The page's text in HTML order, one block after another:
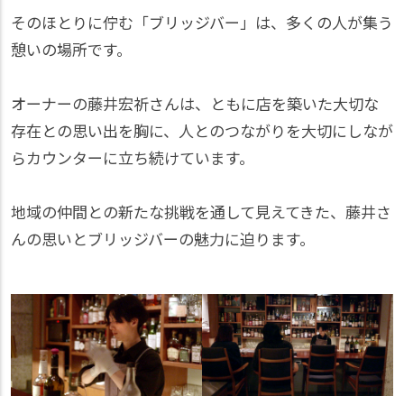
そのほとりに佇む「ブリッジバー」は、多くの人が集う
憩いの場所です。
オーナーの藤井宏祈さんは、ともに店を築いた大切な
存在との思い出を胸に、人とのつながりを大切にしなが
らカウンターに立ち続けています。
地域の仲間との新たな挑戦を通して見えてきた、藤井さ
んの思いとブリッジバーの魅力に迫ります。